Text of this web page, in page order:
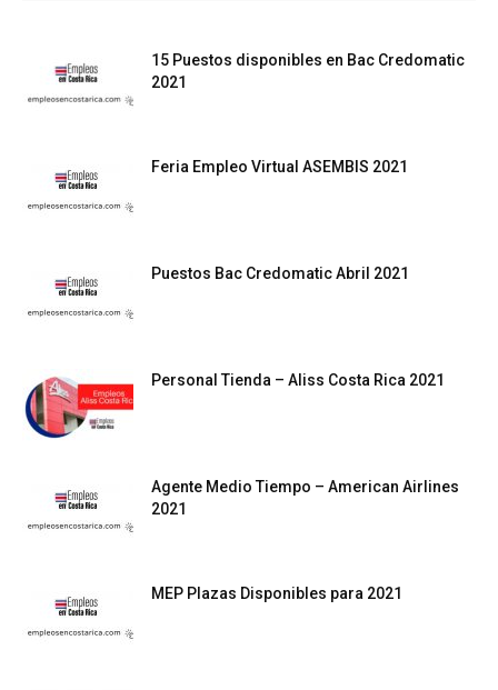
15 Puestos disponibles en Bac Credomatic
2021
Feria Empleo Virtual ASEMBIS 2021
Puestos Bac Credomatic Abril 2021
Personal Tienda – Aliss Costa Rica 2021
Agente Medio Tiempo – American Airlines
2021
MEP Plazas Disponibles para 2021